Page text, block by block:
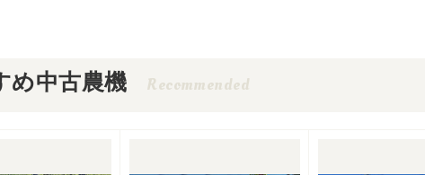
め中古農機 Recommended